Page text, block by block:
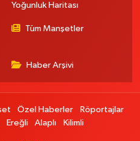
Yoğunluk Haritası
Tüm Manşetler
Haber Arşivi
Özel Haberler
Röportajlar
Ereğli Alaplı Kilimli